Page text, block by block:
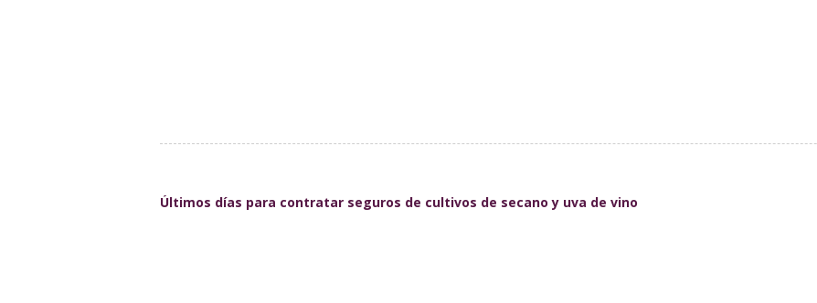
Últimos días para contratar seguros de cultivos de secano y uva de vino